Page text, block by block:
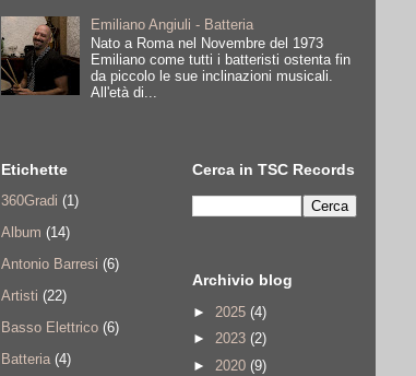
Emiliano Angiuli - Batteria
Nato a Roma nel Novembre del 1973
Emiliano come tutti i batteristi ostenta fin
da piccolo le sue inclinazioni musicali.
All'età di...
Etichette
360Gradi (1)
Album (14)
Antonio Barresi (6)
Artisti (22)
Basso Elettrico (6)
Batteria (4)
Cerca in TSC Records
Archivio blog
► 2025 (4)
► 2023 (2)
► 2020 (9)